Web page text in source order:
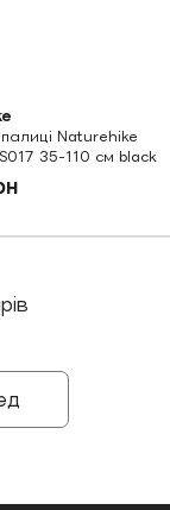
палиці Naturehike
35-110 см black